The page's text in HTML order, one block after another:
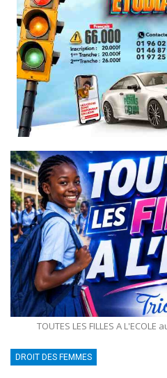
TOUTES LES FILLES A L'ECOLE
DROIT DES FEMMES